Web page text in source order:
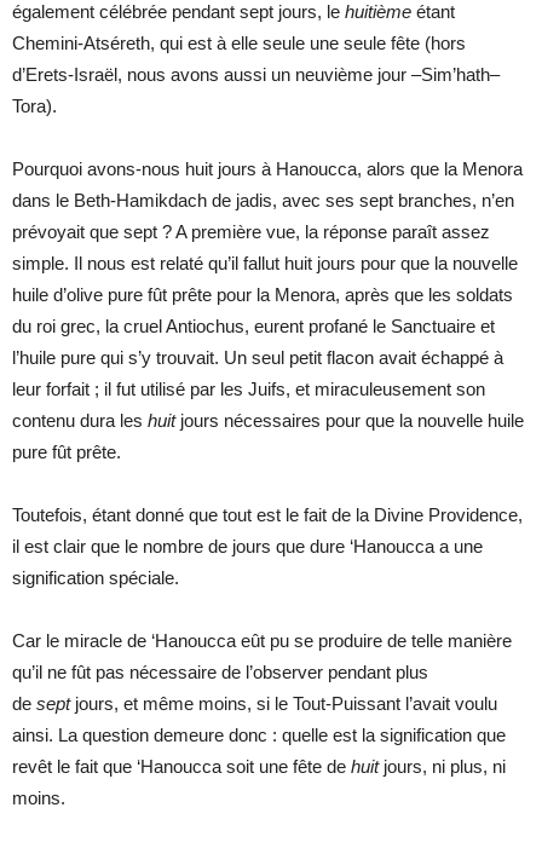
également célébrée pendant sept jours, le huitième étant
Chemini-Atséreth, qui est à elle seule une seule fête (hors
d’Erets-Israël, nous avons aussi un neuvième jour –Sim’hath–
Tora).
Pourquoi avons-nous huit jours à Hanoucca, alors que la Menora
dans le Beth-Hamikdach de jadis, avec ses sept branches, n’en
prévoyait que sept ? A première vue, la réponse paraît assez
simple. Il nous est relaté qu’il fallut huit jours pour que la nouvelle
huile d’olive pure fût prête pour la Menora, après que les soldats
du roi grec, la cruel Antiochus, eurent profané le Sanctuaire et
l’huile pure qui s’y trouvait. Un seul petit flacon avait échappé à
leur forfait ; il fut utilisé par les Juifs, et miraculeusement son
contenu dura les huit jours nécessaires pour que la nouvelle huile
pure fût prête.
Toutefois, étant donné que tout est le fait de la Divine Providence,
il est clair que le nombre de jours que dure ‘Hanoucca a une
signification spéciale.
Car le miracle de ‘Hanoucca eût pu se produire de telle manière
qu’il ne fût pas nécessaire de l’observer pendant plus
de septjours, et même moins, si le Tout-Puissant l’avait voulu
ainsi. La question demeure donc : quelle est la signification que
revêt le fait que ‘Hanoucca soit une fête de huitjours, ni plus, ni
moins.